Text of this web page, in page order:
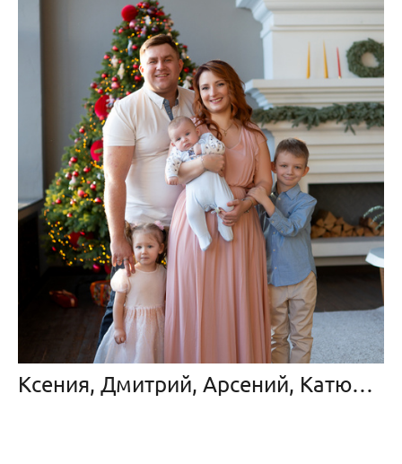
Ксения, Дмитрий, Арсений, Катюша и Алеша